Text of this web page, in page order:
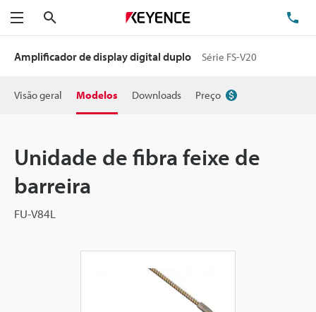
Menu
Amplificador de display digital duplo Série FS-V20
Visão geral Modelos Downloads Preço
Unidade de fibra feixe de
barreira
FU-V84L